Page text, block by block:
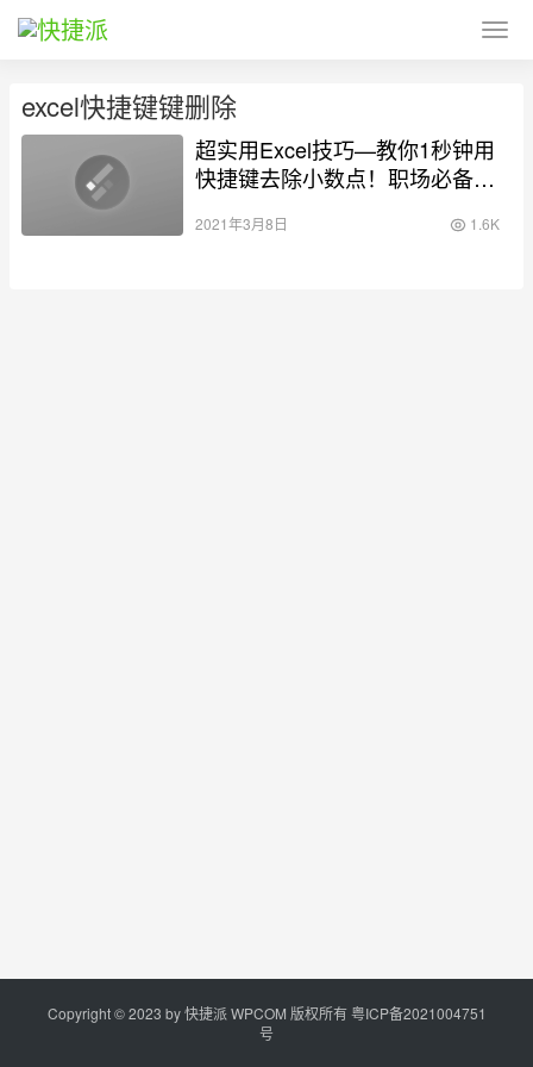
excel快捷键键删除
超实用Excel技巧—教你1秒钟用
快捷键去除小数点！职场必备！
2021年3月8日 1.6K
Copyright © 2023 by快捷派WPCOM 版权所有粤ICP备2021004751
号